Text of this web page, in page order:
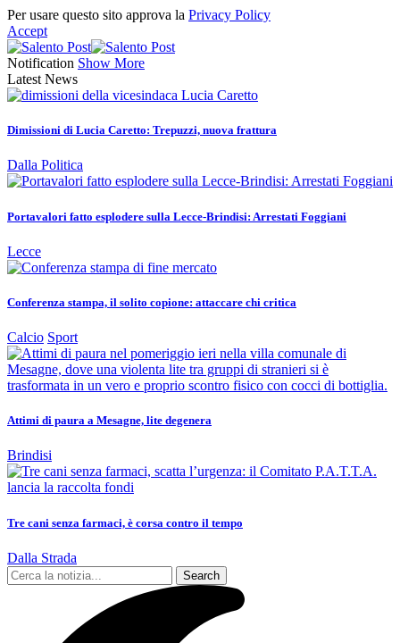
Per usare questo sito approva la Privacy Policy
Accept
Notification Show More
Latest News
Dimissioni di Lucia Caretto: Trepuzzi, nuova frattura
Dalla Politica
Portavalori fatto esplodere sulla Lecce-Brindisi: Arrestati Foggiani
Lecce
Conferenza stampa, il solito copione: attaccare chi critica
Calcio Sport
Attimi di paura a Mesagne, lite degenera
Brindisi
Tre cani senza farmaci, è corsa contro il tempo
Dalla Strada